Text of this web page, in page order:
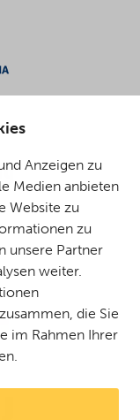
Anzeigen zu
Medien anbieten
Website zu
zu
unsere Partner
weiter.
die Sie
im Rahmen Ihrer